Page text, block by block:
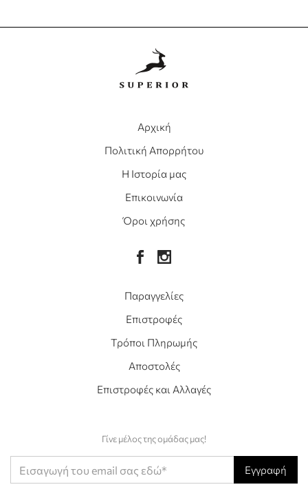
Αρχική
Πολιτική Απορρήτου
Η Ιστορία μας
Επικοινωνία
Όροι χρήσης
Παραγγελίες
Επιστροφές
Τρόποι Πληρωμής
Αποστολές
Επιστροφές και Αλλαγές
Γίνε μέλος της ομάδας μας!
Εγγραφή